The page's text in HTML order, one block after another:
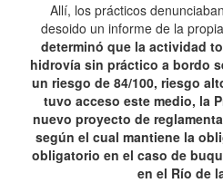
Allí, los prácticos
desoido un informe de la
determinó que la actividad
hidrovía sin práctico a bordo
un riesgo de 84/100, riesgo
tuvo acceso este medio, la
nuevo proyecto de
según el cual mantiene la
obligatorio en el caso de
en el Río de